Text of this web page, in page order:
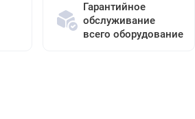
Гарантийное
обслуживание
всего оборудование